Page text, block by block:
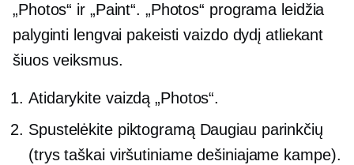
„Photos“ ir „Paint“. „Photos“ programa leidžia
palyginti lengvai pakeisti vaizdo dydį atliekant
šiuos veiksmus.
Atidarykite vaizdą „Photos“.
Spustelėkite piktogramą Daugiau parinkčių
(trys taškai viršutiniame dešiniajame kampe).